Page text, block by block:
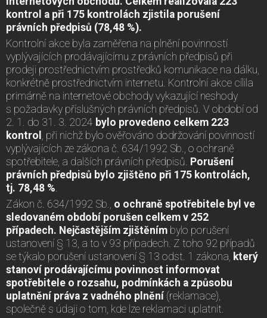
kontrol a při 175 kontrolách zjistila porušení
právních předpisů (78,48 %).
Kontrolní akce byla zaměřena na plnění povinností
vyplývajících prodávajícímu z právních předpisů při
prodeji prostřednictvím prostředků komunikace na dálku,
konkrétně prostřednictvím internetu. Kontrolní akce cílila
primárně na internetové obchody vykazující neshody
s požadavky příslušných právních předpisů. V období od
2. 1. do 31. 3. 2024 bylo provedeno celkem 223
kontrol
, při nichž bylo ověřováno dodržování povinností
vyplývajících ze zákona č. 634/1992 Sb., o ochraně
spotřebitele, a dalších právních předpisů. Porušení
právních předpisů bylo zjištěno při 175 kontrolách,
tj. 78,48 %
Zákon č. 634/1992 Sb., o ochraně spotřebitele byl ve
sledovaném období porušen celkem v 252
případech. Nejčastějším zjištěním bylo porušení
ustanovení § 13, a to v 93 případech. Z toho 92 případů
se týkalo porušení ustanovení § 13 odst. 1 zákona, který
stanoví prodávajícímu povinnost informovat
spotřebitele o rozsahu, podmínkách a způsobu
uplatnění práva z vadného plnění (reklamace),
společně s údaji o tom, kde lze reklamaci uplatnit.